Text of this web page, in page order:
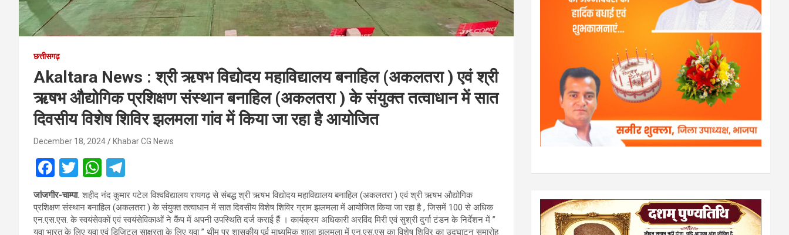
छत्तीसगढ़
Akaltara News : श्री ऋषभ विद्योदय महाविद्यालय बनाहिल (अकलतरा ) एवं श्री
ऋषभ औद्योगिक प्रशिक्षण संस्थान बनाहिल (अकलतरा ) के संयुक्त तत्वाधान में सात
दिवसीय विशेष शिविर झलमला गांव में किया जा रहा है आयोजित
December 18, 2024 Khabar CG News
F
a
ce
b
T
wi
tt
er
W
h
at
s
el
e
gr
जांजगीर-चाम्पा. शहीद नंद कुमार पटेल विश्वविद्यालय रायगढ़ से संबद्ध श्री ऋषभ विद्योदय महाविद्यालय बनाहिल (अकलतरा ) एवं श्री ऋषभ औद्योगिक
प्रशिक्षण संस्थान बनाहिल (अकलतरा ) के संयुक्त तत्वाधान में सात दिवसीय विशेष शिविर ग्राम झलमला में आयोजित किया जा रहा है , जिसमें 100 से अधिक
एन.एस.एस. के स्वयंसेवकों एवं स्वयंसेविकाओं ने कैंप में अपनी उपस्थिति दर्ज कराई हैं । कार्यक्रम अधिकारी अरविंद मिरी एवं सुश्री दुर्गा टंडन के निर्देशन में ”
युवा भारत के लिए युवा एवं डिजिटल साक्षरता के लिए युवा ” थीम पर शासकीय पूर्व माध्यमिक शाला झलमला में एन.एस.एस का विशेष शिविर का उद्घाटन समारोह